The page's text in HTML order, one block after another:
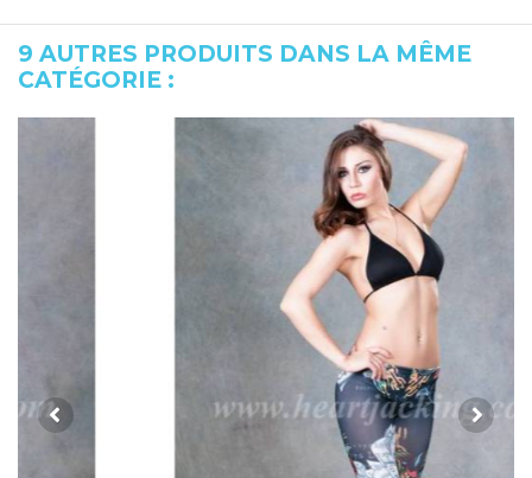
9 AUTRES PRODUITS DANS LA MÊME
CATÉGORIE :